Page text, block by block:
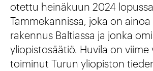
otettu heinäkuun 2024
Tammekannissa, joka on ainoa
rakennus Baltiassa ja jonka
yliopistosäätiö. Huvila on viime
toiminut Turun yliopiston